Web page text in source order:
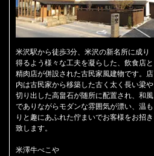
米沢駅から徒歩3分、米沢の新名所に成り
得るよう様々な工夫を凝らした、飲食店と
精肉店が併設された古民家風建物です。店
内は古民家から移築した古く太く長い梁や
切り出した高畠石が随所に配置され、和風
でありながらモダンな雰囲気が漂い、温も
りと趣にあふれた佇まいでお客様をお招き
致します。
米澤牛べこや